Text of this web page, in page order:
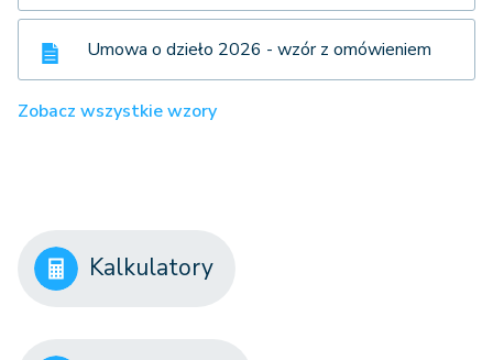
Umowa o dzieło 2026 - wzór z omówieniem
Zobacz wszystkie wzory
Kalkulatory